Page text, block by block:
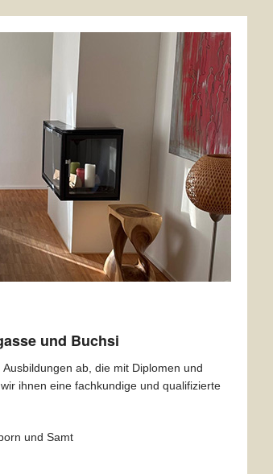
und Buchsi
ab, die mit Diplomen und
ihnen eine fachkundige und qualifizierte
und Samt